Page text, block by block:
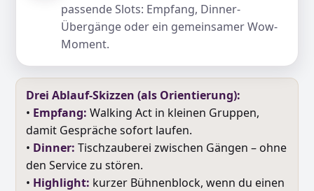
passende Slots: Empfang, Dinner-
Übergänge oder ein gemeinsamer Wow-
Moment.
Drei Ablauf-Skizzen (als Orientierung):
• Empfang: Walking Act in kleinen Gruppen,
damit Gespräche sofort laufen.
• Dinner: Tischzauberei zwischen Gängen – ohne
den Service zu stören.
• Highlight: kurzer Bühnenblock, wenn du einen